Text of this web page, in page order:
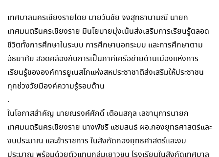
เทศบาลนครเชียงรายโดย นายวันชัย จงสุทธานามณี นายก
เทศมนตรีนครเชียงราย มีนโยบายมุ่งเน้นส่งเสริมการเรียนรู้ตลอด
ชีวิตทั้งการศึกษาในระบบ การศึกษานอกระบบ และการศึกษาตาม
อัธยาศัย สอดคล้องกับการเป็นภาคีเครือข่ายด้านเมืองแห่งการ
เรียนรู้ขององค์การยูเนสโกแห่งสหประชาชาติส่งเสริมให้ประชาชน
ทุกช่วงวัยมีองค์ความรู้รอบด้าน
.
ในโอกาสสำคัญ นายณรงค์ศักดิ์ เตือนสกุล เลขานุการนายก
เทศมนตรีนครเชียงราย นางพัชรี แซมสนธ์ ผอ.กองยุทธศาสตร์และ
งบประมาณ และข้าราชการ ในสังกัดกองยุทธศาสตร์และงบ